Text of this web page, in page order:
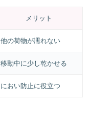
メリット
他の荷物が濡れない
移動中に少し乾かせる
におい防止に役立つ